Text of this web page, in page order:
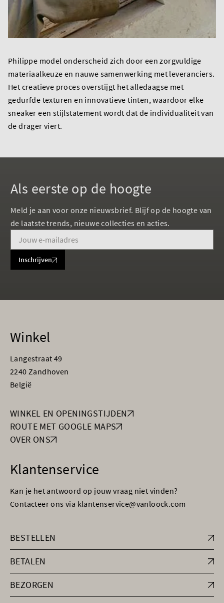
Philippe model onderscheid zich door een zorgvuldige
materiaalkeuze en nauwe samenwerking met leveranciers.
Het creatieve proces overstijgt het alledaagse met
gedurfde texturen en innovatieve tinten, waardoor elke
sneaker een stijlstatement wordt dat de individualiteit van
de drager viert.
Als eerste op de hoogte
Meld je aan voor onze nieuwsbrief. Blijf op de hoogte van
de laatste trends, nieuwe collecties en acties.
Inschrijven
Winkel
Langestraat 49
2240 Zandhoven
België
WINKEL EN OPENINGSTIJDEN
ROUTE MET GOOGLE MAPS
OVER ONS
Klantenservice
Kan je het antwoord op jouw vraag niet vinden?
Contacteer ons via klantenservice@vanloock.com
BESTELLEN
BETALEN
BEZORGEN